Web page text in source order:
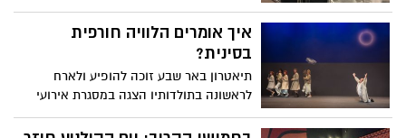
במוצ״ש האחרון את המשכן לאמנויות הבמה
בהופעה המיוחדת של רותם כהן עם
הסינפונייטה הישראלית באר שבע
איך אומרים הלוויה חורפית
בסינית?
תיאטרון באר שבע זוכה להופיע ולארח
לראשונה בתולדותיו הצגה במסגרת אירועי
הפסטיבל לחשיפה בינלאומית לתיאטרון
ישראלי, שיתקיים ביום ו' 23/11/2018 בתיאטרון